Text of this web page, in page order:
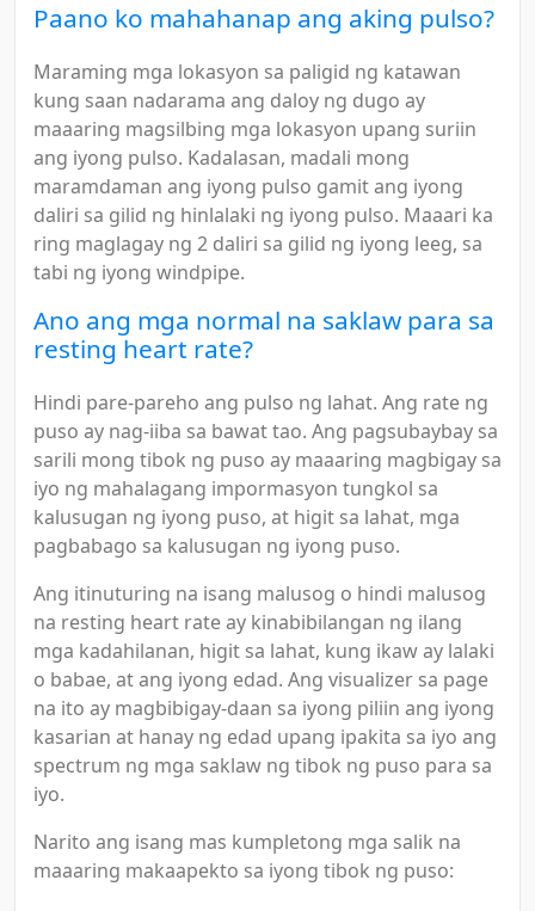
Paano ko mahahanap ang aking pulso?
Maraming mga lokasyon sa paligid ng katawan
kung saan nadarama ang daloy ng dugo ay
maaaring magsilbing mga lokasyon upang suriin
ang iyong pulso. Kadalasan, madali mong
maramdaman ang iyong pulso gamit ang iyong
daliri sa gilid ng hinlalaki ng iyong pulso. Maaari ka
ring maglagay ng 2 daliri sa gilid ng iyong leeg, sa
tabi ng iyong windpipe.
Ano ang mga normal na saklaw para sa
resting heart rate?
Hindi pare-pareho ang pulso ng lahat. Ang rate ng
puso ay nag-iiba sa bawat tao. Ang pagsubaybay sa
sarili mong tibok ng puso ay maaaring magbigay sa
iyo ng mahalagang impormasyon tungkol sa
kalusugan ng iyong puso, at higit sa lahat, mga
pagbabago sa kalusugan ng iyong puso.
Ang itinuturing na isang malusog o hindi malusog
na resting heart rate ay kinabibilangan ng ilang
mga kadahilanan, higit sa lahat, kung ikaw ay lalaki
o babae, at ang iyong edad. Ang visualizer sa page
na ito ay magbibigay-daan sa iyong piliin ang iyong
kasarian at hanay ng edad upang ipakita sa iyo ang
spectrum ng mga saklaw ng tibok ng puso para sa
iyo.
Narito ang isang mas kumpletong mga salik na
maaaring makaapekto sa iyong tibok ng puso: